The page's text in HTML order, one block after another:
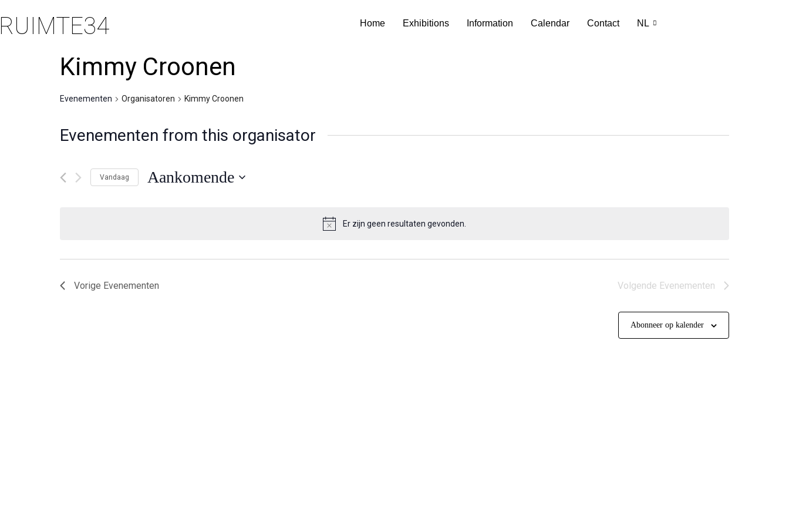
Home Exhibitions Information Calendar Contact NL
Er zijn geen resultaten gevonden.
Kimmy Croonen
Evenementen Organisatoren Kimmy Croonen
Evenementen from this organisator
Vandaag Aankomende
Vorige Evenementen Volgende Evenementen
Abonneer op kalender